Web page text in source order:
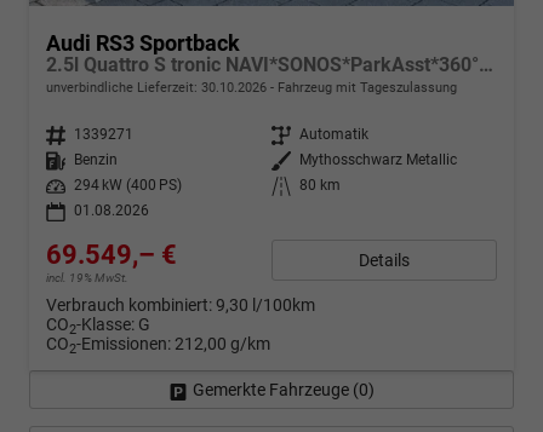
Audi RS3 Sportback
2.5l Quattro S tronic NAVI*SONOS*ParkAsst*360°*Matrix*AsstPak*Keyless*
unverbindliche Lieferzeit: 30.10.2026 Fahrzeug mit Tageszulassung
Fahrzeugnr. 1339271 Getriebe Automatik
Kraftstoff
Benzin Außenfarbe
Mythosschwarz Metallic
Leistung
294 kW (400 PS) Kilometerstand
80 km
01.08.2026
69.549,– €
incl. 19% MwSt.
Details
Verbrauch kombiniert:9,30 l/100km
CO2-Klasse: G
CO2-Emissionen: 212,00 g/km
Gemerkte Fahrzeuge (0)